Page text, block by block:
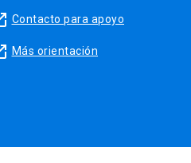
Contacto para apoyo
Más orientación